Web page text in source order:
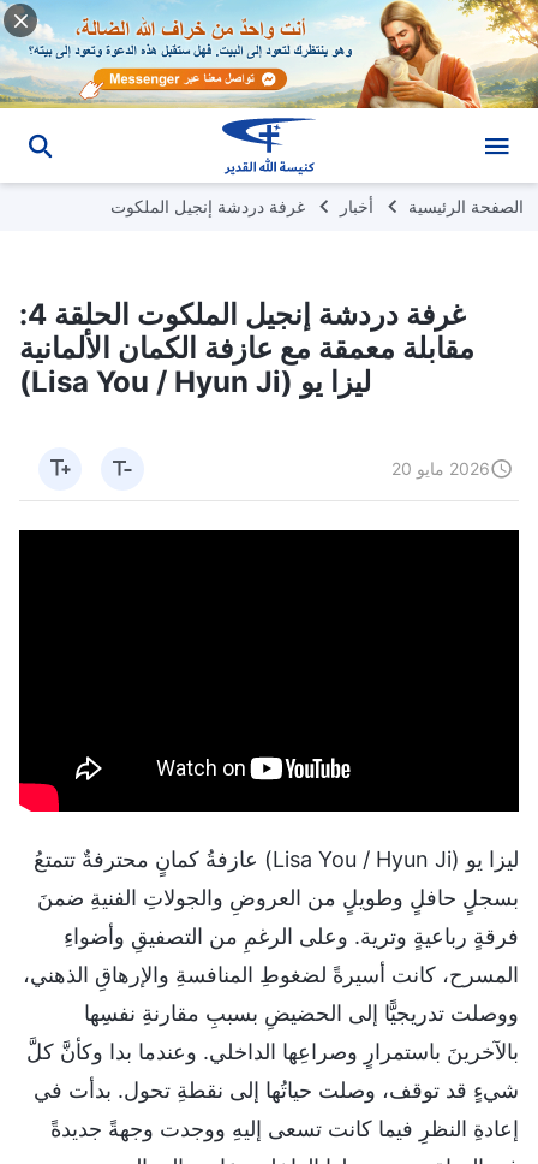
الصفحة الرئيسية أخبار غرفة دردشة إنجيل الملكوت
غرفة دردشة إنجيل الملكوت الحلقة 4:
مقابلة معمقة مع عازفة الكمان الألمانية
ليزا يو (Lisa You / Hyun Ji)
2026 مايو 20
ليزا يو (Lisa You / Hyun Ji) عازفةُ كمانٍ محترفةٌ تتمتعُ
بسجلٍ حافلٍ وطويلٍ من العروضِ والجولاتِ الفنيةِ ضمنَ
فرقةٍ رباعيةٍ وترية. وعلى الرغمِ من التصفيقِ وأضواءِ
المسرح، كانت أسيرةً لضغوطِ المنافسةِ والإرهاقِ الذهني،
ووصلت تدريجيًّا إلى الحضيضِ بسببِ مقارنةِ نفسِها
بالآخرينَ باستمرارٍ وصراعِها الداخلي. وعندما بدا وكأنَّ كلَّ
شيءٍ قد توقف، وصلت حياتُها إلى نقطةِ تحول. بدأت في
إعادةِ النظرِ فيما كانت تسعى إليهِ ووجدت وجهةً جديدةً